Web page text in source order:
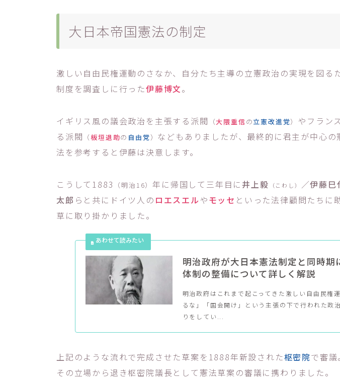
大日本帝国憲法の制定
激しい自由民権運動のさなか、自分たち主導の立憲政治の実現を図る
制度を調査しに行った伊藤博文。
イギリス風の議会政治を主張する派閥 （大隈重信の立憲改進党） やフラン
る派閥 （板垣退助の 自由党） などもありましたが、最終的に君主が中心
法を参考すると伊藤は決意します。
こうして1883 （明治16）年に帰国して三年目に井上毅 （こわし） ／伊藤巳
太郎 らと共にドイツ人の ロエスエルやモッセ といった法律顧問たちに
草に取り掛かりました。
明治政府が大日本憲法制定と同時期
体制の整備について詳しく解説
明治政府はこれまで起こってきた激しい自由民権
るな」「国会開け」という主張の下で行われた政
りをしてい...
上記のような流れで完成させた草案を1888年新設された枢密院で審議
その立場から退き枢密院議長として憲法草案の審議に携わりました。